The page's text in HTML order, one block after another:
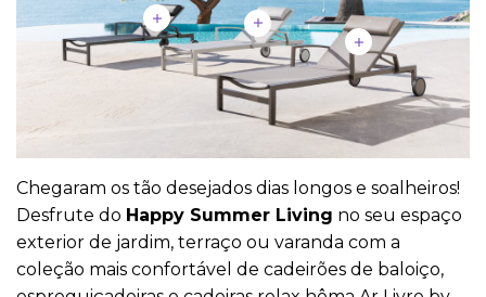
Chegaram os tão desejados dias longos e soalheiros!
Desfrute do Happy Summer Living no seu espaço
exterior de jardim, terraço ou varanda com a
coleção mais confortável de cadeirões de baloiço,